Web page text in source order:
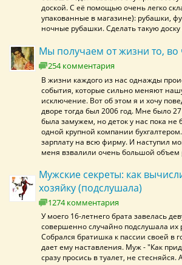
доской. С её помощью очень легко
упакованные в магазине): рубашки,
ночные рубашки. Сделать такую доску
Мы получаем от жизни то, во
254 комментария
В жизни каждого из нас однажды
события, которые сильно меняют
исключение. Вот об этом я и хочу
дворе тогда был 2006 год. Мне было
была замужем, но деток у нас пока не
одной крупной компании
зарплату на всю фирму. И наступил
меня взвалили очень большой объем
Мужские секреты: как
хозяйку (подслушала)
1274 комментария
У моего 16-летнего брата завелась
совершенно случайно подслушала их
Собрался братишка к пассии своей в
дает ему наставления. Муж - "Как
сразу просись в туалет, не стесняйся.